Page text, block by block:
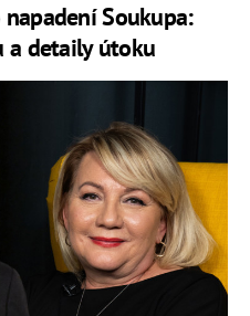
Soukupa:
a detaily útoku